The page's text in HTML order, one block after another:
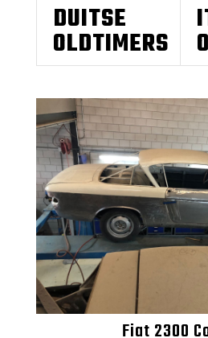
DUITSE
OLDTIMERS
Fiat 2300